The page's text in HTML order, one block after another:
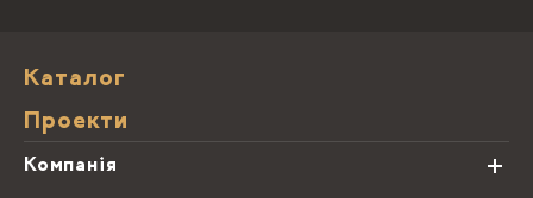
Каталог
Проекти
Компанія